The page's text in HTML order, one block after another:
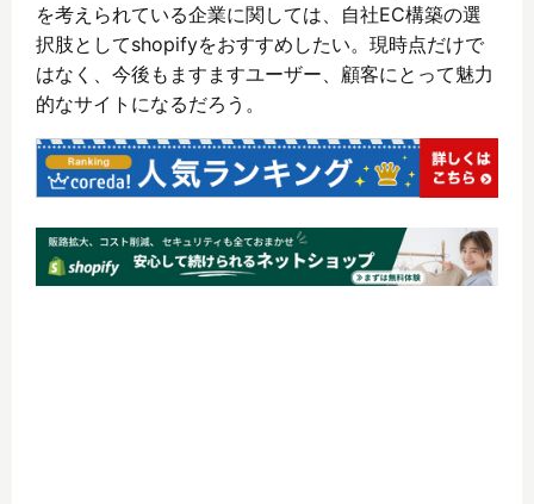
を考えられている企業に関しては、自社EC構築の選
択肢としてshopifyをおすすめしたい。現時点だけで
はなく、今後もますますユーザー、顧客にとって魅力
的なサイトになるだろう。